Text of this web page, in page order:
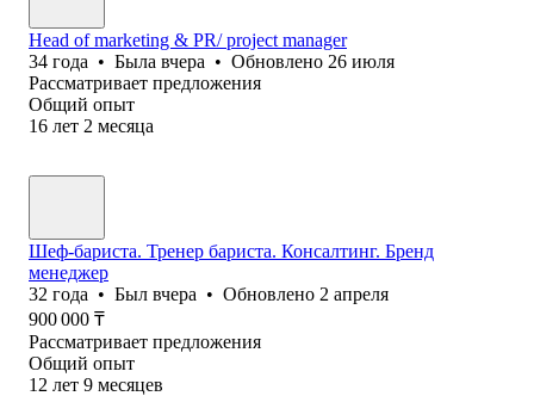
Head of marketing & PR/ project manager
34 года • Была вчера • Обновлено 26 июля
Рассматривает предложения
Общий опыт
16 лет 2 месяца
Шеф-бариста. Тренер бариста. Консалтинг. Бренд
менеджер
32 года • Был вчера • Обновлено 2 апреля
900 000 ₸
Рассматривает предложения
Общий опыт
12 лет 9 месяцев